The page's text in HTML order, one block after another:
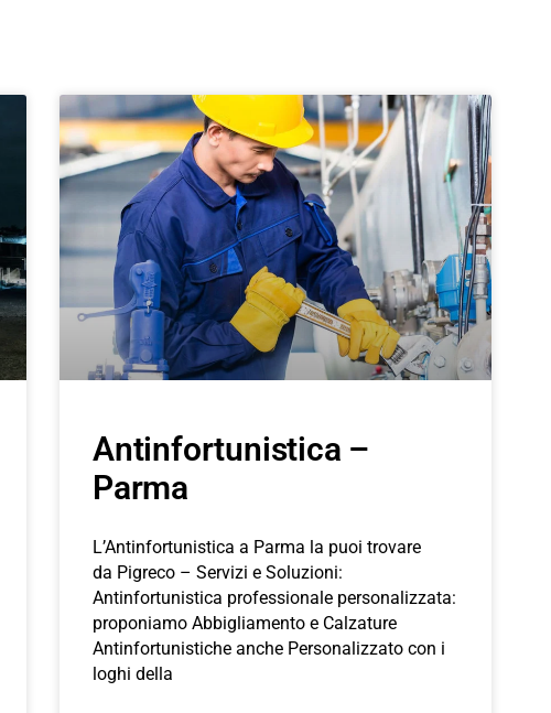
Antinfortunistica –
Parma
L’Antinfortunistica a Parma la puoi trovare
da Pigreco – Servizi e Soluzioni:
Antinfortunistica professionale personalizzata:
proponiamo Abbigliamento e Calzature
Antinfortunistiche anche Personalizzato con i
loghi della